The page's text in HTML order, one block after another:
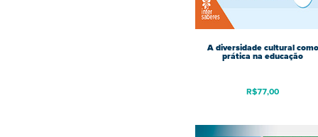
A diversidade cultural como
prática na educação
R$77,00